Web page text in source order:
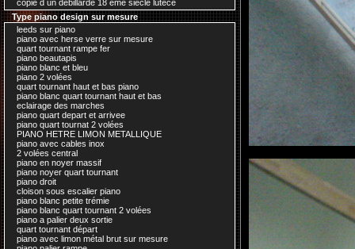
copie d un debillardé 18 ème siecle lutece
Type piano design sur mesure
leeds sur piano
piano avec herse verre sur mesure
quart tournant rampe fer
piano beautapis
piano blanc et bleu
piano 2 volées
quart tournant haut et bas piano
piano blanc quart tournant haut et bas
eclairage des marches
piano quart depart et arrivee
piano quart tournat 2 volées
PIANO HETRE LIMON METALLIQUE
piano avec cables inox
2 volées central
piano en noyer massif
piano noyer quart tournant
piano droit
cloison sous escalier piano
piano blanc petite trémie
piano blanc quart tournant 2 volées
piano a palier deux sortie
quart tournant départ
piano avec limon métal brut sur mesure